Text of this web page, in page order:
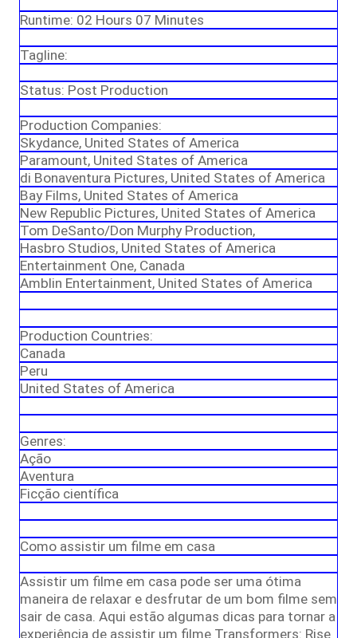
Runtime: 02 Hours 07 Minutes
Tagline:
Status: Post Production
Production Companies:
Skydance, United States of America
Paramount, United States of America
di Bonaventura Pictures, United States of America
Bay Films, United States of America
New Republic Pictures, United States of America
Tom DeSanto/Don Murphy Production,
Hasbro Studios, United States of America
Entertainment One, Canada
Amblin Entertainment, United States of America
Production Countries:
Canada
Peru
United States of America
Genres:
Ação
Aventura
Ficção científica
Como assistir um filme em casa
Assistir um filme em casa pode ser uma ótima
maneira de relaxar e desfrutar de um bom filme sem
sair de casa. Aqui estão algumas dicas para tornar a
experiência de assistir um filme Transformers: Rise